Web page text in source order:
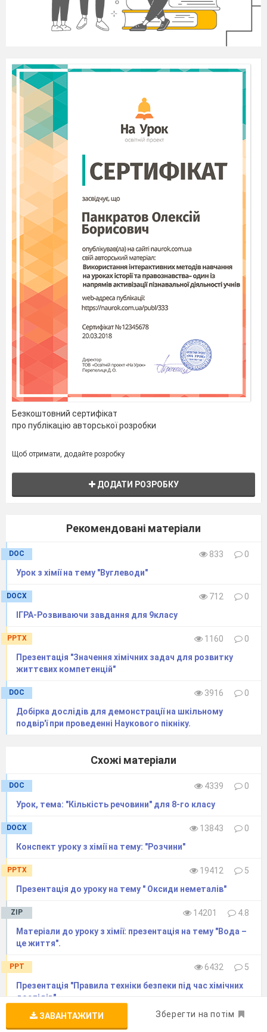
Безкоштовний сертифікат
про публікацію авторської розробки
Щоб отримати, додайте розробку
ДОДАТИ РОЗРОБКУ
Рекомендовані матеріали
DOC 833
0
Урок з хімії на тему "Вуглеводи"
DOCX 712
0
ІГРА-Розвиваючи завдання для 9класу
PPTX 1160
0
Презентація "Значення хімічних задач для розвитку
життєвих компетенцій"
DOC 3916
0
Добірка дослідів для демонстрації на шкільному
подвір'ї при проведенні Наукового пікніку.
Схожі матеріали
DOC 4339
0
Урок, тема: "Кількість речовини" для 8-го класу
DOCX 13843
0
Конспект уроку з хімії на тему: "Розчини"
PPTX 19412
5
Презентація до уроку на тему " Оксиди неметалів"
ZIP 14201
4.8
Матеріали до уроку з хімії: презентація на тему "Вода –
це життя".
PPT 6432
5
Презентація "Правила техніки безпеки під час хімічних
дослідів"
ЗАВАНТАЖИТИ
Зберегти на потім